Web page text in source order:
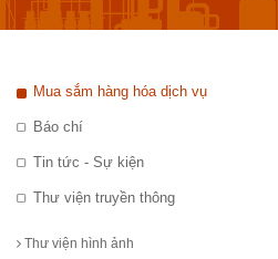
Mua sắm hàng hóa dịch vụ
Báo chí
Tin tức - Sự kiện
Thư viện truyền thông
Thư viện hình ảnh